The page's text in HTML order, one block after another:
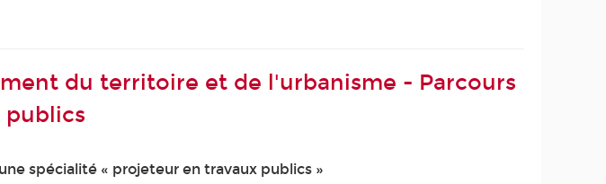
du territoire et de l'urbanisme - Parcours
spécialité « projeteur en travaux publics »